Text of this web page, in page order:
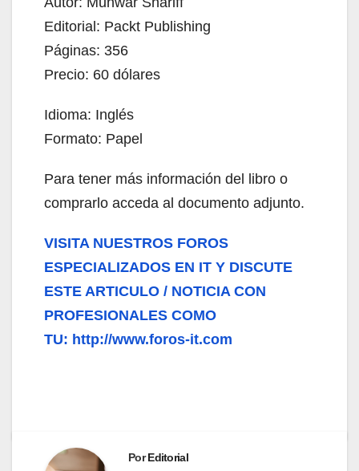
Editorial: Packt Publishing
Páginas: 356
Precio: 60 dólares
Idioma: Inglés
Formato: Papel
Para tener más información del libro o
comprarlo acceda al documento adjunto.
VISITA NUESTROS FOROS
ESPECIALIZADOS EN IT Y DISCUTE
ESTE ARTICULO / NOTICIA CON
PROFESIONALES COMO
TU: http://www.foros-it.com
PorEditorial